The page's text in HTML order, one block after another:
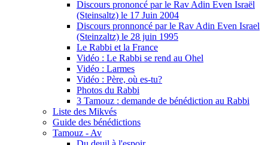
Discours prononcé par le Rav Adin Even Israël
(Steinsaltz) le 17 Juin 2004
Discours pronnoncé par le Rav Adin Even Israel
(Steinzaltz) le 28 juin 1995
Le Rabbi et la France
Vidéo : Le Rabbi se rend au Ohel
Vidéo : Larmes
Vidéo : Père, où es-tu?
Photos du Rabbi
3 Tamouz : demande de bénédiction au Rabbi
Liste des Mikvés
Guide des bénédictions
Tamouz - Av